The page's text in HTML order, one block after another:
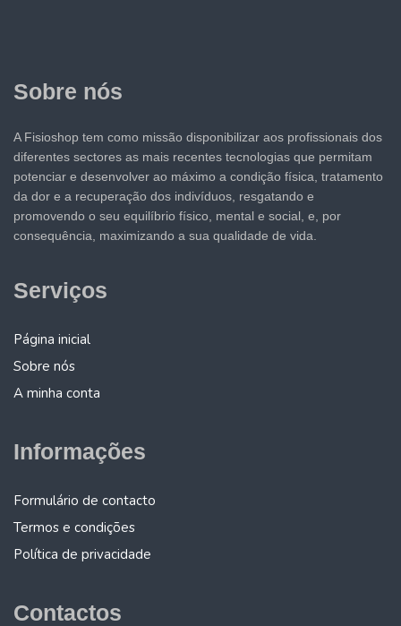
Sobre nós
A Fisioshop tem como missão disponibilizar aos profissionais dos
diferentes sectores as mais recentes tecnologias que permitam
potenciar e desenvolver ao máximo a condição física, tratamento
da dor e a recuperação dos indivíduos, resgatando e
promovendo o seu equilíbrio físico, mental e social, e, por
consequência, maximizando a sua qualidade de vida.
Serviços
Página inicial
Sobre nós
A minha conta
Informações
Formulário de contacto
Termos e condições
Política de privacidade
Contactos